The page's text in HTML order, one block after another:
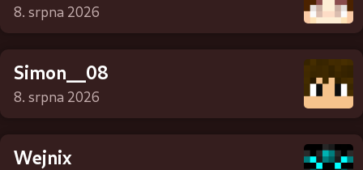
8. srpna 2026
Simon__08
8. srpna 2026
Wejnix